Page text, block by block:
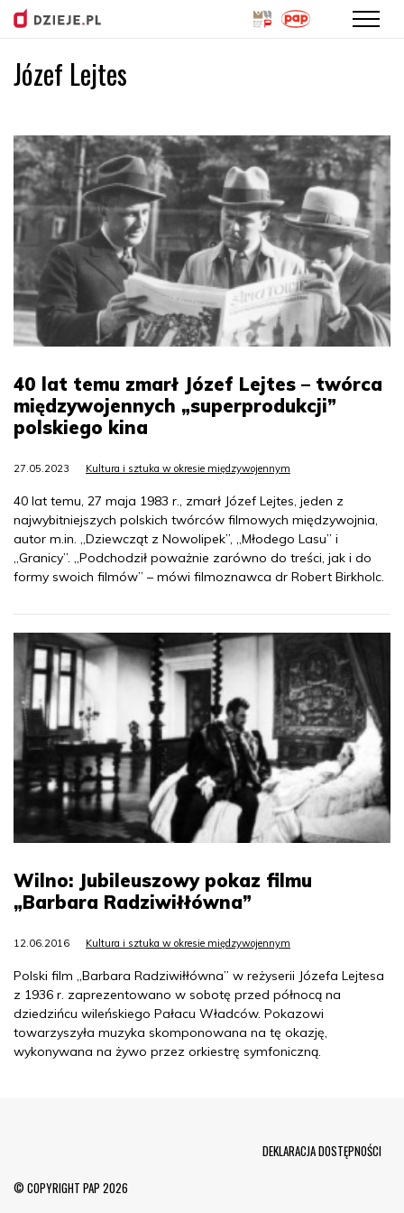
Józef Lejtes
40 lat temu zmarł Józef Lejtes – twórca
międzywojennych „superprodukcji”
polskiego kina
27.05.2023 Kultura i sztuka w okresie międzywojennym
40 lat temu, 27 maja 1983 r., zmarł Józef Lejtes, jeden z
najwybitniejszych polskich twórców filmowych międzywojnia,
autor m.in. „Dziewcząt z Nowolipek”, „Młodego Lasu” i
„Granicy”. „Podchodził poważnie zarówno do treści, jak i do
formy swoich filmów” – mówi filmoznawca dr Robert Birkholc.
Wilno: Jubileuszowy pokaz filmu
„Barbara Radziwiłłówna”
12.06.2016 Kultura i sztuka w okresie międzywojennym
Polski film „Barbara Radziwiłłówna” w reżyserii Józefa Lejtesa
z 1936 r. zaprezentowano w sobotę przed północą na
dziedzińcu wileńskiego Pałacu Władców. Pokazowi
towarzyszyła muzyka skomponowana na tę okazję,
wykonywana na żywo przez orkiestrę symfoniczną.
© COPYRIGHT PAP 2026
DEKLARACJA DOSTĘPNOŚCI